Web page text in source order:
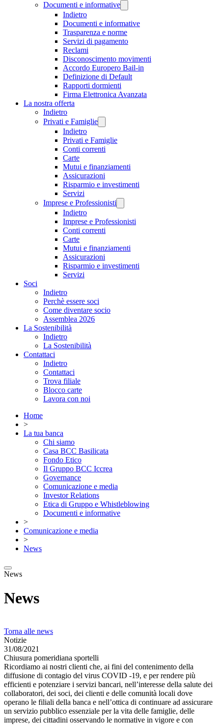
Documenti e informative
Indietro
Documenti e informative
Trasparenza e norme
Servizi di pagamento
Reclami
Disconoscimento movimenti
Accordo Europero Bail-in
Definizione di Default
Rapporti dormienti
Firma Elettronica Avanzata
La nostra offerta
Indietro
Privati e Famiglie
Indietro
Privati e Famiglie
Conti correnti
Carte
Mutui e finanziamenti
Assicurazioni
Risparmio e investimenti
Servizi
Imprese e Professionisti
Indietro
Imprese e Professionisti
Conti correnti
Carte
Mutui e finanziamenti
Assicurazioni
Risparmio e investimenti
Servizi
Soci
Indietro
Perchè essere soci
Come diventare socio
Assemblea 2026
La Sostenibilità
Indietro
La Sostenibilità
Contattaci
Indietro
Contattaci
Trova filiale
Blocco carte
Lavora con noi
Home
>
La tua banca
Chi siamo
Casa BCC Basilicata
Fondo Etico
Il Gruppo BCC Iccrea
Governance
Comunicazione e media
Investor Relations
Etica di Gruppo e Whistleblowing
Documenti e informative
>
Comunicazione e media
>
News
News
News
Torna alle news
Notizie
31/08/2021
Chiusura pomeridiana sportelli
Ricordiamo ai nostri clienti che, ai fini del contenimento della
diffusione di contagio del virus COVID -19, e per rendere più
efficienti e potenziare i servizi bancari, nell’interesse della salute dei
collaboratori, dei soci, dei clienti e delle comunità locali dove
operano le filiali della banca e nell’ottica di continuare ad assicurare
un servizio pubblico essenziale per la vita delle famiglie, delle
imprese, dei cittadini osservando le normative in vigore e con